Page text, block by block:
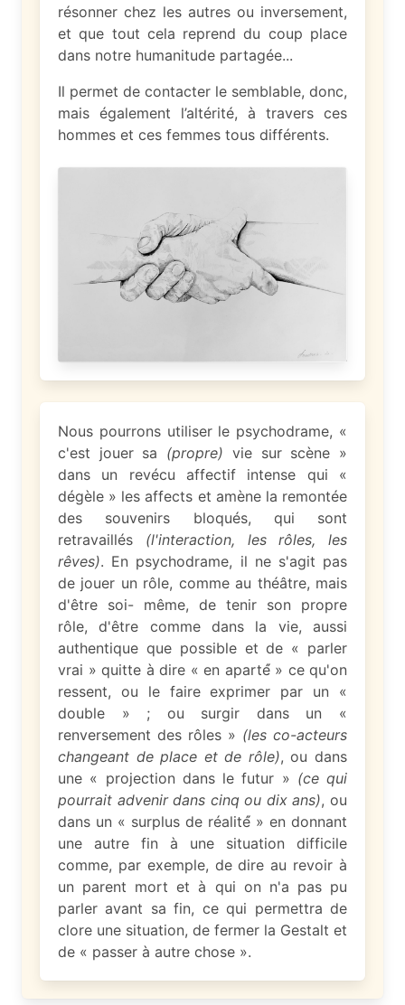
résonner chez les autres ou inversement,
et que tout cela reprend du coup place
dans notre humanitude partagée...
Il permet de contacter le semblable, donc,
mais également l’altérité, à travers ces
hommes et ces femmes tous différents.
Nous pourrons utiliser le psychodrame, «
c'est jouer sa (propre) vie sur scène »
dans un revécu affectif intense qui «
dégèle » les affects et amène la remontée
des souvenirs bloqués, qui sont
retravaillés (l'interaction, les rôles, les
rêves). En psychodrame, il ne s'agit pas
de jouer un rôle, comme au théâtre, mais
d'être soi- même, de tenir son propre
rôle, d'être comme dans la vie, aussi
authentique que possible et de « parler
vrai » quitte à dire « en aparté́ » ce qu'on
ressent, ou le faire exprimer par un «
double » ; ou surgir dans un «
renversement des rôles » (les co-acteurs
changeant de place et de rôle), ou dans
une « projection dans le futur » (ce qui
pourrait advenir dans cinq ou dix ans), ou
dans un « surplus de réalité́ » en donnant
une autre fin à une situation difficile
comme, par exemple, de dire au revoir à
un parent mort et à qui on n'a pas pu
parler avant sa fin, ce qui permettra de
clore une situation, de fermer la Gestalt et
de « passer à autre chose ».